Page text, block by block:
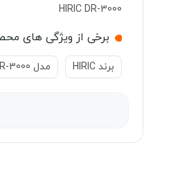
HIRIC DR-3000
برخی از ویژگی های محصول
برند HIRIC مدل DR-3000